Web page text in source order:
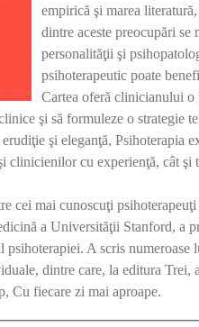
empirică şi marea
dintre aceste preocupări se
personalităţii şi
psihoterapeutic poate
Cartea oferă clinicianului o
şi să formuleze o strategie
şi eleganţă, Psihoterapia
clinicienilor cu experienţă, cât şi
cei mai cunoscuţi
a Universităţii Stanford, a
A scris numeroase
dintre care, la editura Trei,
Cu fiecare zi mai aproape.